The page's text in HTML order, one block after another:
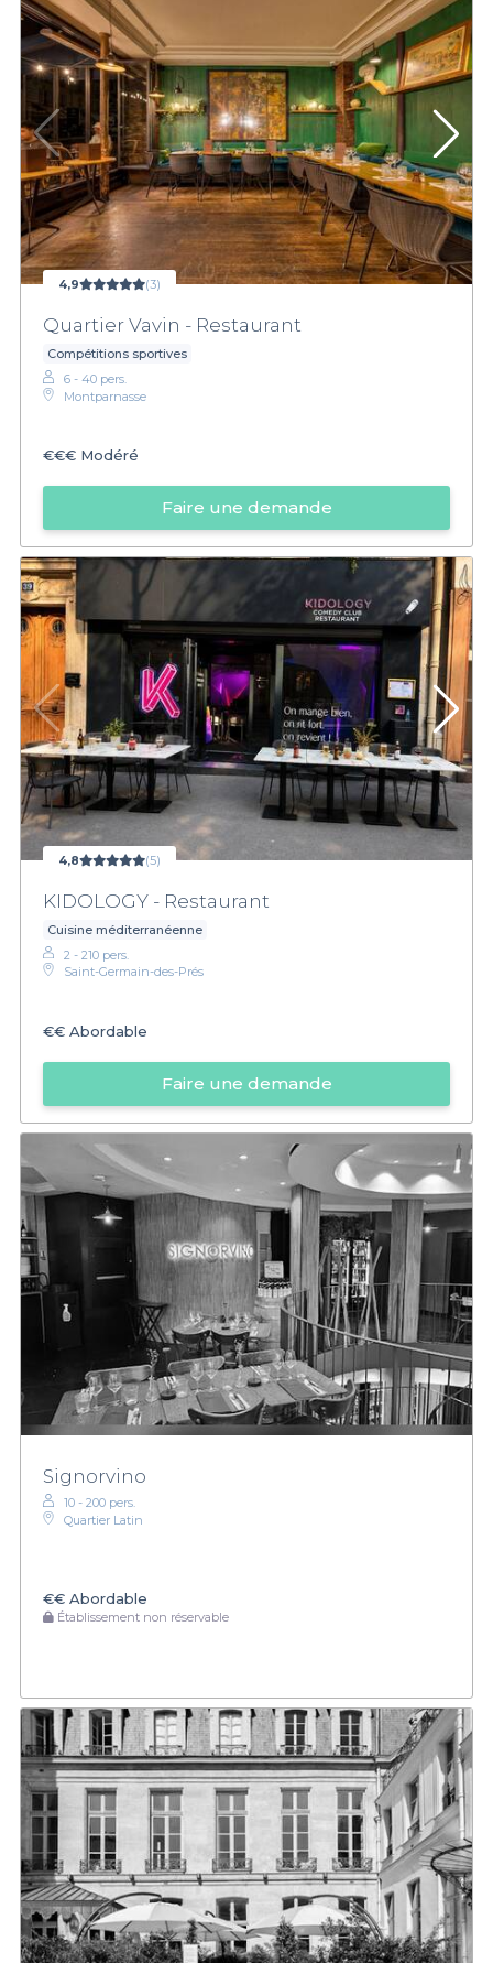
4,9 (3)
Quartier Vavin - Restaurant
Compétitions sportives
6 - 40 pers.
Montparnasse
€€€ Modéré
Faire une demande
4,8 (5)
KIDOLOGY - Restaurant
Cuisine méditerranéenne
2 - 210 pers.
Saint-Germain-des-Prés
€€ Abordable
Faire une demande
Signorvino
10 - 200 pers.
Quartier Latin
€€ Abordable
Établissement non réservable